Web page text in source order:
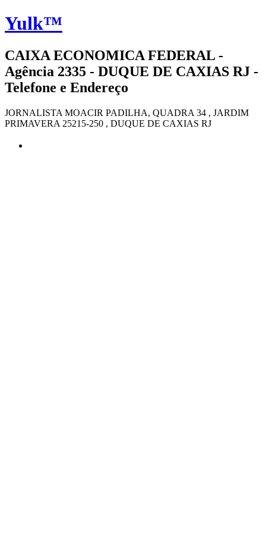
Yulk™
CAIXA ECONOMICA FEDERAL -
Agência 2335 - DUQUE DE CAXIAS RJ -
Telefone e Endereço
JORNALISTA MOACIR PADILHA, QUADRA 34 , JARDIM
PRIMAVERA 25215-250 , DUQUE DE CAXIAS RJ